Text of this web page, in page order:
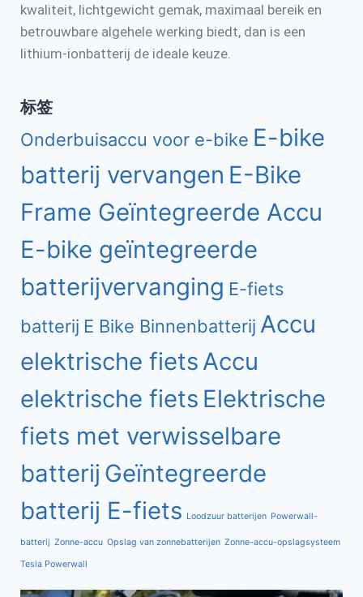
kwaliteit, lichtgewicht gemak, maximaal bereik en
betrouwbare algehele werking biedt, dan is een
lithium-ionbatterij de ideale keuze.
标签
Onderbuisaccu voor e-bike E-bike
batterij vervangen E-Bike
Frame Geïntegreerde Accu
E-bike geïntegreerde
batterijvervanging E-fiets
batterij E Bike Binnenbatterij Accu
elektrische fiets Accu
elektrische fiets Elektrische
fiets met verwisselbare
batterij Geïntegreerde
batterij E-fiets Loodzuur batterijen Powerwall-
batterij Zonne-accu Opslag van zonnebatterijen Zonne-accu-opslagsysteem
Tesla Powerwall